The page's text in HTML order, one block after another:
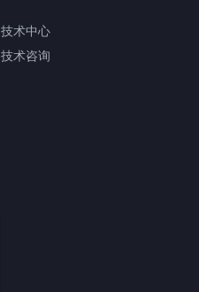
技术中心
技术咨询